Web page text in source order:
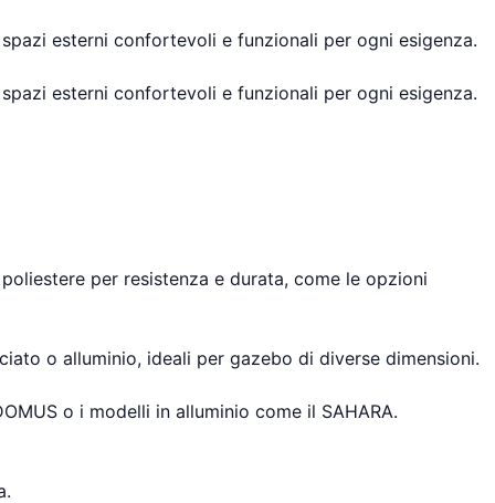
esterni confortevoli e funzionali per ogni esigenza.
esterni confortevoli e funzionali per ogni esigenza.
per resistenza e durata, come le opzioni
o alluminio, ideali per gazebo di diverse dimensioni.
o i modelli in alluminio come il SAHARA.